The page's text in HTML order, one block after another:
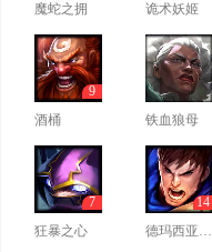
魔蛇之拥
诡术妖姬
酒桶
9
铁血狼母
狂暴之心
7
德玛西亚之力
14